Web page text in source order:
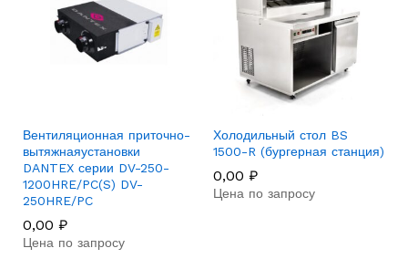
Вентиляционная приточно-
вытяжнаяустановки
DANTEX серии DV-250-
1200HRE/PC(S) DV-
250HRE/PC
0,00 ₽
Цена по запросу
Холодильный стол BS
1500-R (бургерная станция)
0,00 ₽
Цена по запросу